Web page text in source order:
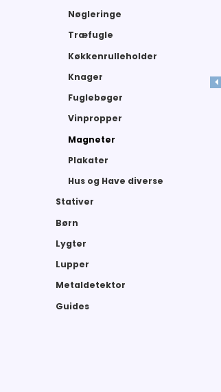
Nøgleringe
Træfugle
Køkkenrulleholder
Knager
Fuglebøger
Vinpropper
Magneter
Plakater
Hus og Have diverse
Stativer
Børn
Lygter
Lupper
Metaldetektor
Guides